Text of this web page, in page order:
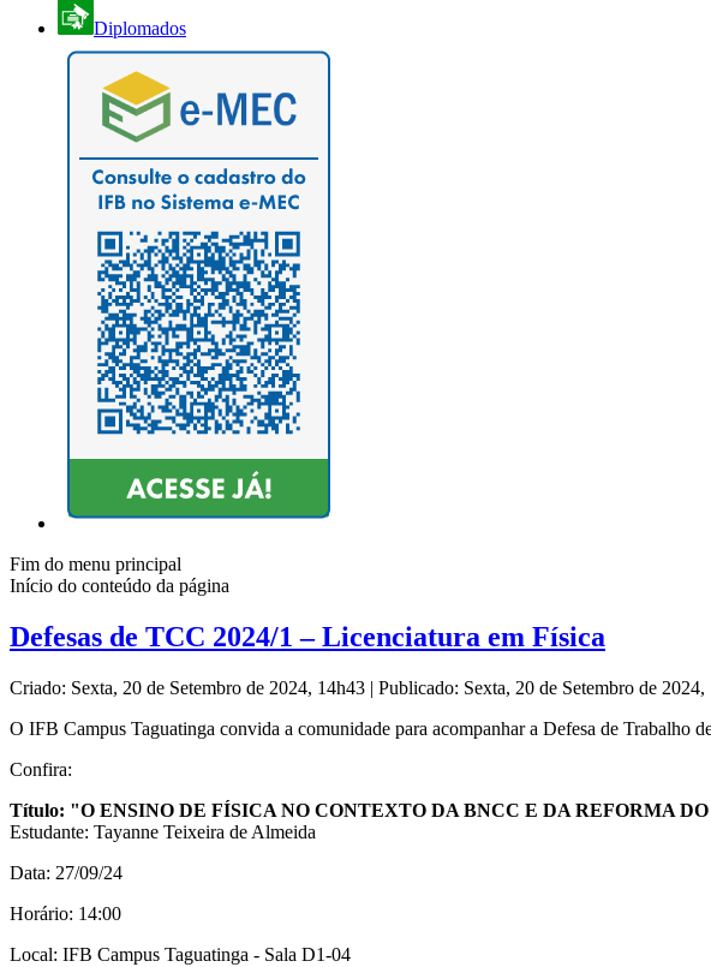
Diplomados
Fim do menu principal
Início do conteúdo da página
Defesas de TCC 2024/1 – Licenciatura em Física
Criado: Sexta, 20 de Setembro de 2024, 14h43 | Publicado: Sexta, 20 de Setembro de 2024,
O IFB Campus Taguatinga convida a comunidade para acompanhar a Defesa de Trabalho
Confira:
Título: "O ENSINO DE FÍSICA NO CONTEXTO DA BNCC E DA REFORMA
Estudante: Tayanne Teixeira de Almeida
Data: 27/09/24
Horário: 14:00
Local: IFB Campus Taguatinga - Sala D1-04